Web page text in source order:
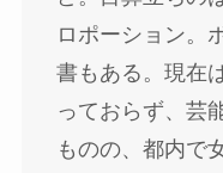
ロポーション。
書もある。現在
っておらず、芸
ものの、都内で